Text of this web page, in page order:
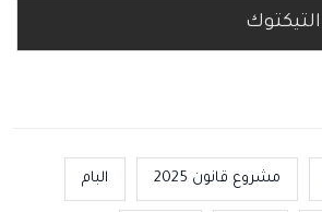
مشروع قانون 2025 البام